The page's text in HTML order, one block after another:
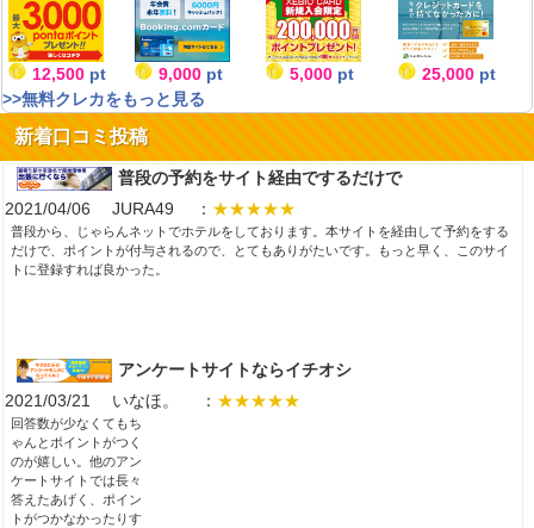
12,500 pt 9,000 pt 5,000 pt 25,000 pt
>>無料クレカをもっと見る
新着口コミ投稿
普段の予約をサイト経由でするだけで
2021/04/06 JURA49 ： ★★★★★
普段から、じゃらんネットでホテルをしております。本サイトを経由して予約をする
だけで、ポイントが付与されるので、とてもありがたいです。もっと早く、このサイ
トに登録すれば良かった。
アンケートサイトならイチオシ
2021/03/21 いなほ。 ： ★★★★★
回答数が少なくてもち
ゃんとポイントがつく
のが嬉しい。他のアン
ケートサイトでは長々
答えたあげく、ポイン
トがつかなかったりす